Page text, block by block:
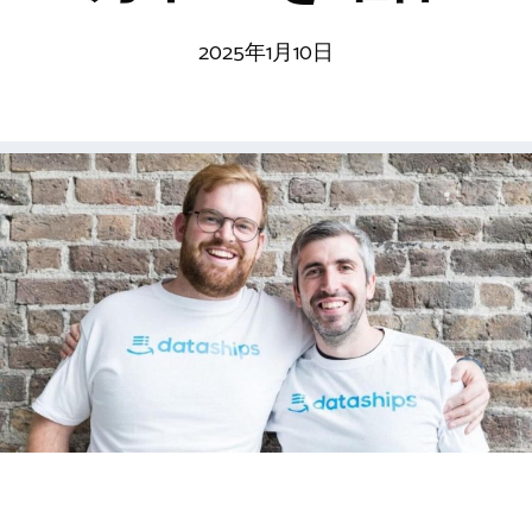
2025年1月10日